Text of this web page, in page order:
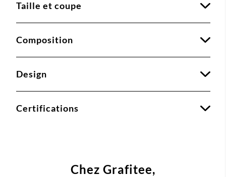
Taille et coupe
Composition
Design
Certifications
Chez Grafitee,